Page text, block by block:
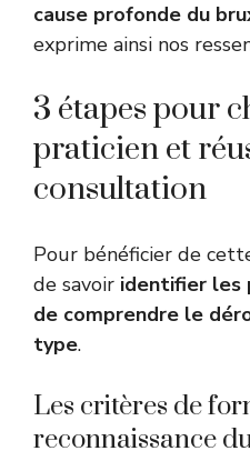
cause profonde du
exprime ainsi nos
3 étapes pour
praticien et
consultation
Pour bénéficier de
de savoir identifier les
de comprendre le
type.
Les critères de
reconnaissance